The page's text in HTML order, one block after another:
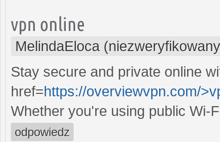
vpn online
MelindaEloca
Stay secure and private online
href=https://overviewvpn.com/
Whether you're using public Wi-
odpowiedz